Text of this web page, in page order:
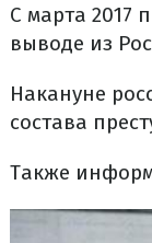
С марта 2017
выводе из
Накануне
состава
Также